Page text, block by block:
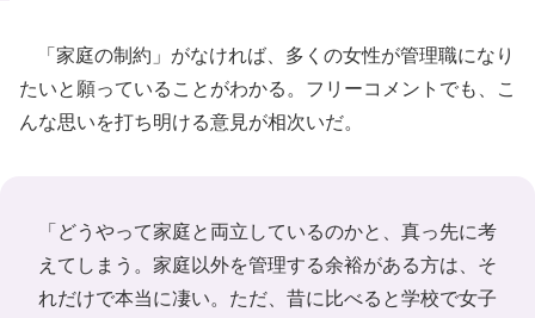
「家庭の制約」がなければ、多くの女性が管理職になり
たいと願っていることがわかる。フリーコメントでも、こ
んな思いを打ち明ける意見が相次いだ。
「どうやって家庭と両立しているのかと、真っ先に考
えてしまう。家庭以外を管理する余裕がある方は、そ
れだけで本当に凄い。ただ、昔に比べると学校で女子